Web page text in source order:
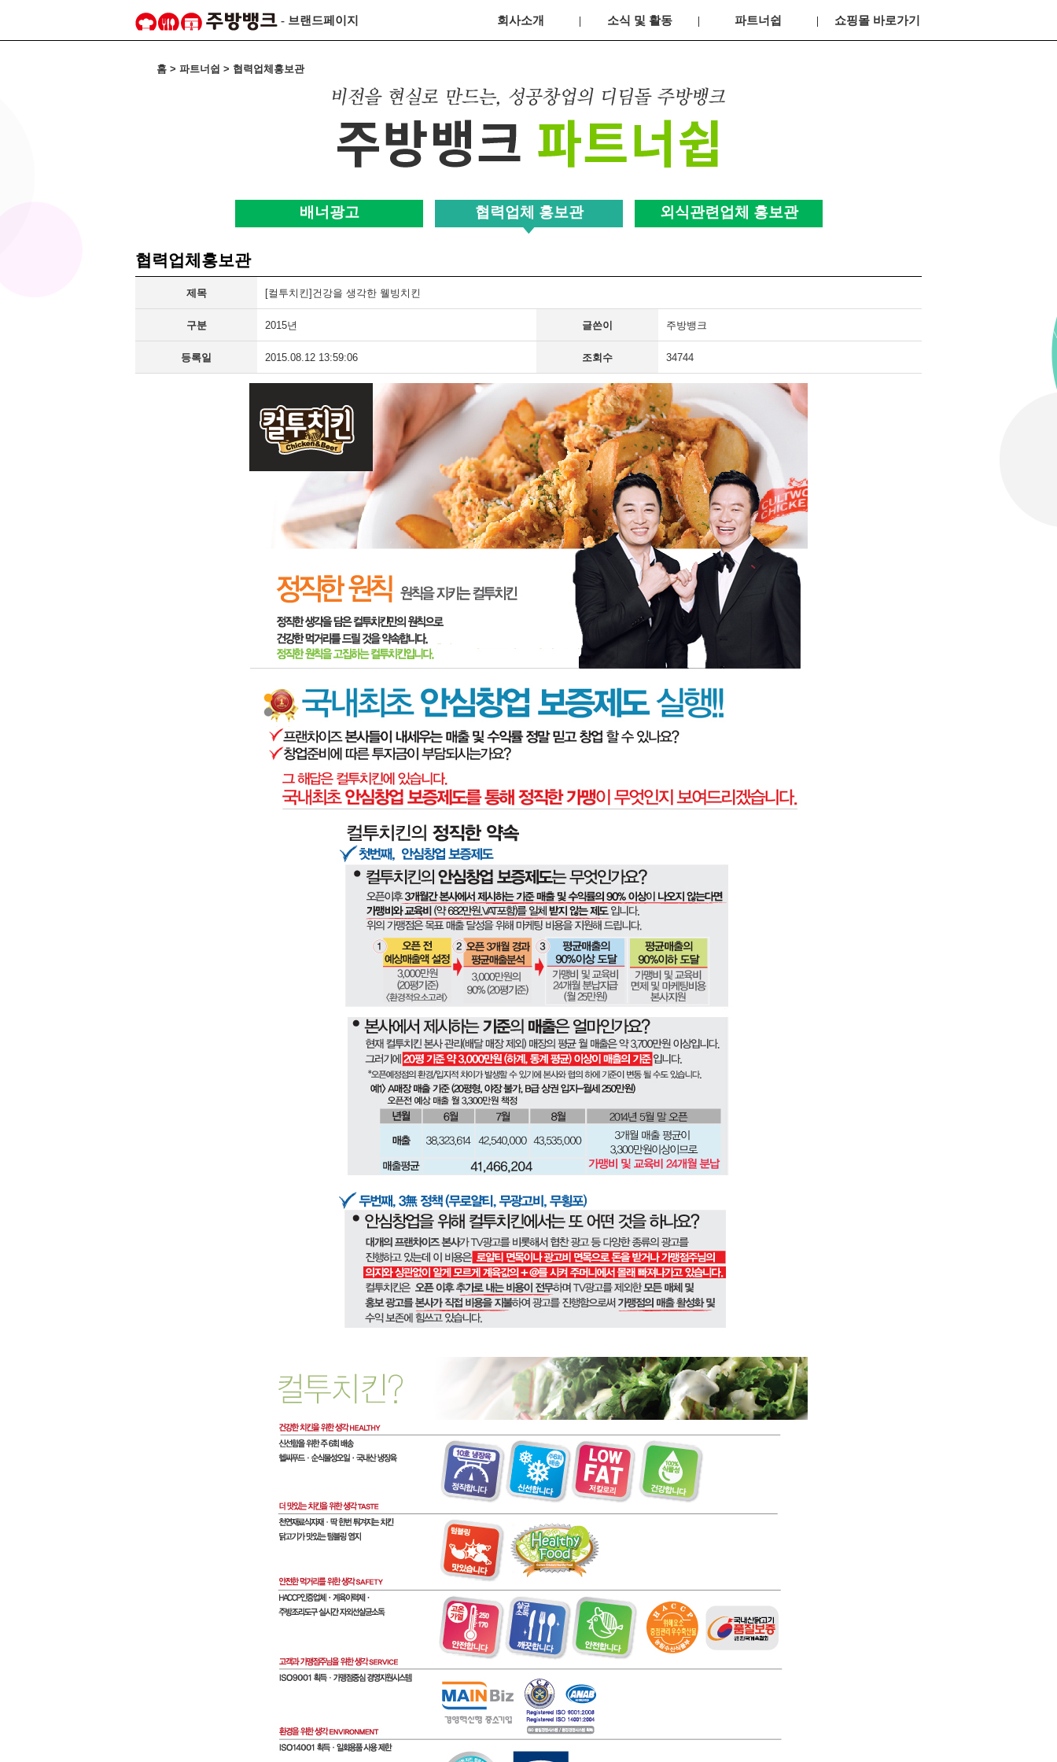
- 브랜드페이지 회사소개 소식 및 활동 파트너쉽 쇼핑몰 바로가기
홈 > 파트너쉽 > 협력업체홍보관
배너광고 협력업체 홍보관 외식관련업체 홍보관
협력업체홍보관
제목 [컬투치킨]건강을 생각한 웰빙치킨
구분 2015년 글쓴이 주방뱅크
등록일 2015.08.12 13:59:06 조회수 34744